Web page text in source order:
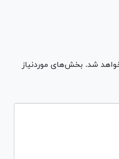
شد. بخش‌های موردنیاز